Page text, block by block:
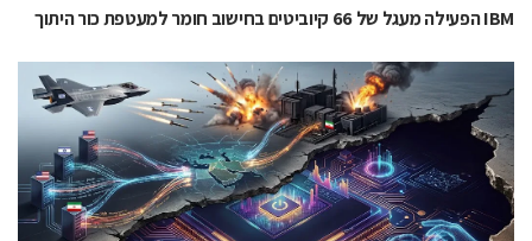
IBM הפעילה מעגל של 66 קיוביטים בחישוב חומר למעטפת כור היתוך